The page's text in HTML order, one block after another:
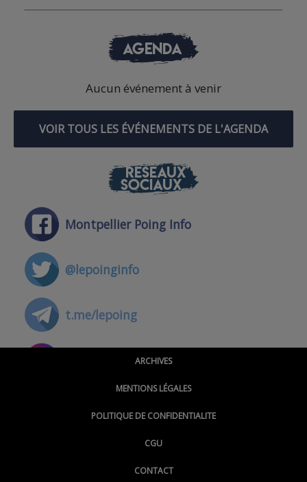
AGENDA
Aucun événement à venir
VOIR TOUS LES ÉVÉNEMENTS DE L'AGENDA
RÉSEAUX
SOCIAUX
Montpellier Poing Info
@lepoinginfo
t.me/lepoing
@montpellierpoinginfo
@LePoingMontpellier
ARCHIVES
MENTIONS LÉGALES
POLITIQUE DE CONFIDENTIALITE
CGU
CONTACT